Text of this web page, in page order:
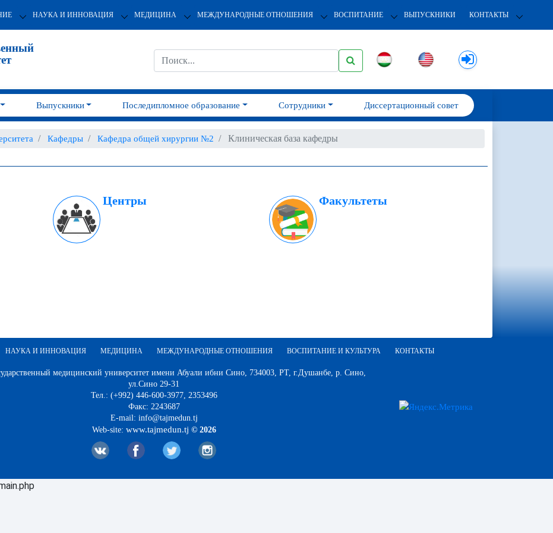
НАУКА И ИННОВАЦИЯ МЕДИЦИНА МЕЖДУНАРОДНЫЕ ОТНОШЕНИЯ ВОСПИТАНИЕ ВЫПУСКНИКИ КОНТАКТЫ
Выпускники Последипломное образование Сотрудники Диссертационный совет
Кафедры Кафедра общей хирургии №2 Клиническая база кафедры
Центры Факультеты
НАУКА И ИННОВАЦИЯ МЕДИЦИНА МЕЖДУНАРОДНЫЕ ОТНОШЕНИЯ ВОСПИТАНИЕ И КУЛЬТУРА КОНТАКТЫ
медицинский университет имени Абуали ибни Сино, 734003, РТ, г.Душанбе, р. Сино,
ул.Сино 29-31
Тел.: (+992) 446-600-3977, 2353496
Факс: 2243687
E-mail: info@tajmedun.tj
Web-site: www.tajmedun.tj © 2026